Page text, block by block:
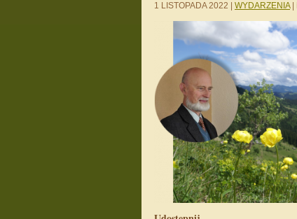
1 LISTOPADA 2022 WYDARZENIA